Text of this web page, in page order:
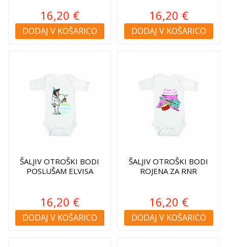
16,20 €
DODAJ V KOŠARICO
16,20 €
DODAJ V KOŠARICO
ŠALJIV OTROŠKI BODI
POSLUŠAM ELVISA
16,20 €
DODAJ V KOŠARICO
ŠALJIV OTROŠKI BODI
ROJENA ZA RNR
16,20 €
DODAJ V KOŠARICO